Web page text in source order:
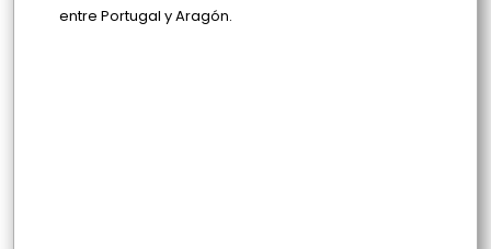
entre Portugal y Aragón.